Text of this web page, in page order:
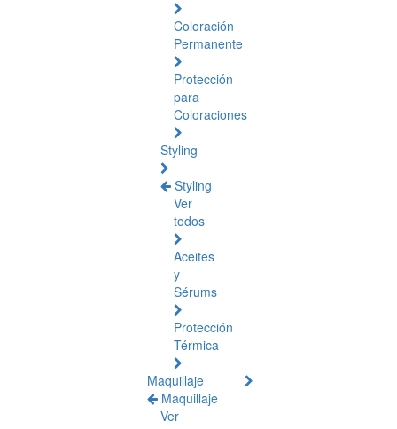
Coloración
Permanente
Protección
para
Coloraciones
Styling
Styling
Ver
todos
Aceites
y
Sérums
Protección
Térmica
Maquillaje
Maquillaje
Ver